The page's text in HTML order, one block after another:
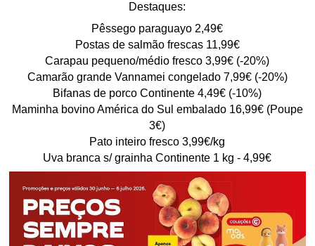
Destaques:
Pêssego paraguayo 2,49€
Postas de salmão frescas 11,99€
Carapau pequeno/médio fresco 3,99€ (-20%)
Camarão grande Vannamei congelado 7,99€ (-20%)
Bifanas de porco Continente 4,49€ (-10%)
Maminha bovino América do Sul embalado 16,99€ (Poupe
3€)
Pato inteiro fresco 3,99€/kg
Uva branca s/ grainha Continente 1 kg - 4,99€